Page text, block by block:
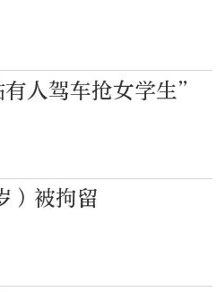
人驾车抢女学生”
）被拘留